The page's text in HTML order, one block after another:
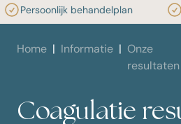
Persoonlijk behandelplan
Home Informatie
Onze
resultaten
Coagulatie